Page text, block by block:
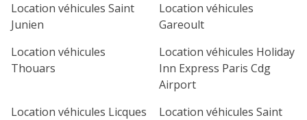
Location véhicules Saint
Junien
Location véhicules
Gareoult
Location véhicules
Thouars
Location véhicules Holiday
Inn Express Paris Cdg
Airport
Location véhicules Licques
Location véhicules Saint